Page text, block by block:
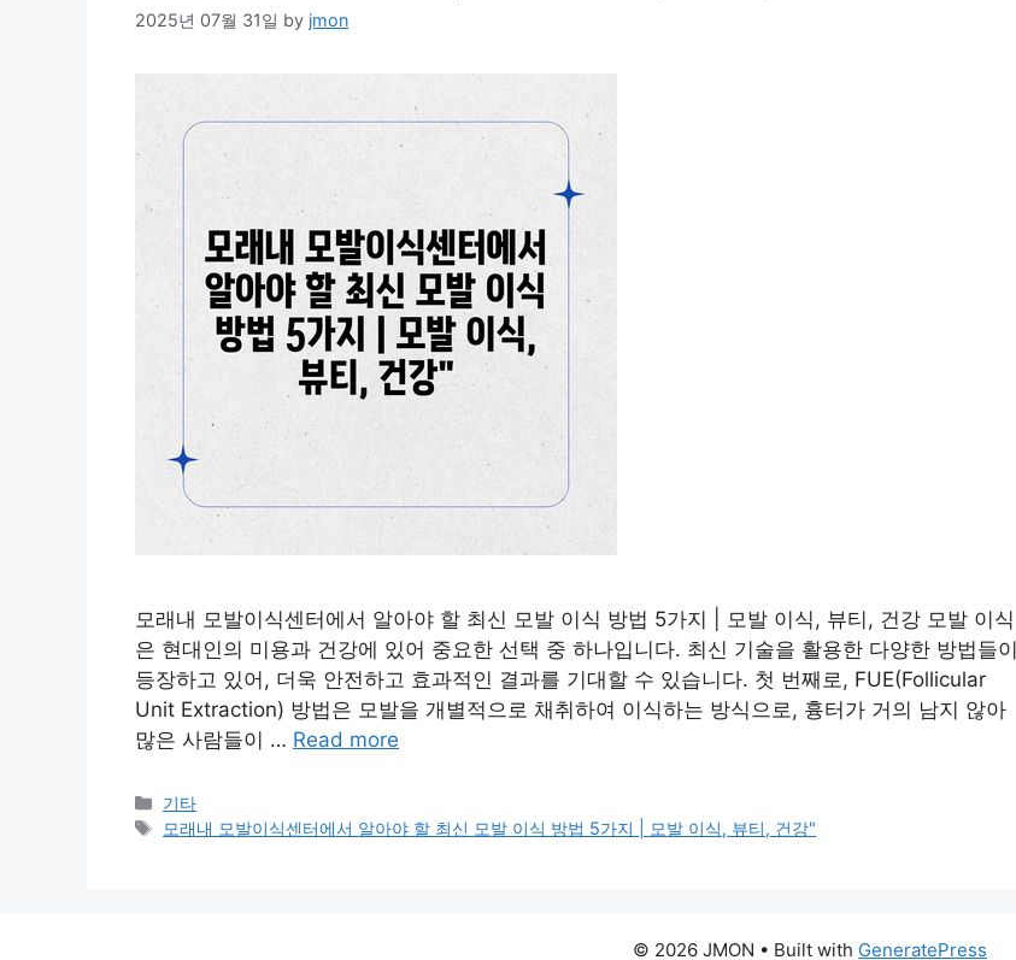
2025년 07월 31일 by jmon
모래내 모발이식센터에서 알아야 할 최신 모발 이식 방법 5가지 | 모발 이식, 뷰티, 건강 모발 이식
은 현대인의 미용과 건강에 있어 중요한 선택 중 하나입니다. 최신 기술을 활용한 다양한 방법들이
등장하고 있어, 더욱 안전하고 효과적인 결과를 기대할 수 있습니다. 첫 번째로, FUE(Follicular
Unit Extraction) 방법은 모발을 개별적으로 채취하여 이식하는 방식으로, 흉터가 거의 남지 않아
많은 사람들이 … Read more
Categories
기타
Tags
모래내 모발이식센터에서 알아야 할 최신 모발 이식 방법 5가지 | 모발 이식, 뷰티, 건강"
© 2026 JMON • Built with GeneratePress